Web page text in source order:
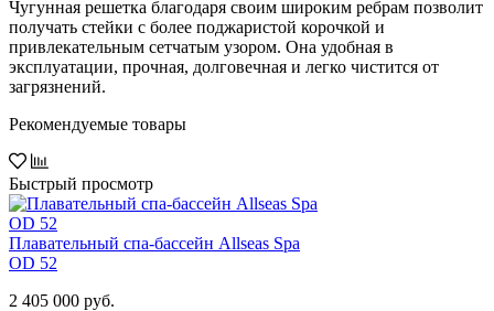
Чугунная решетка благодаря своим широким ребрам позволит
получать стейки с более поджаристой корочкой и
привлекательным сетчатым узором. Она удобная в
эксплуатации, прочная, долговечная и легко чистится от
загрязнений.
Рекомендуемые товары
Быстрый просмотр
Плавательный спа-бассейн Allseas Spa
OD 52
2 405 000 руб.